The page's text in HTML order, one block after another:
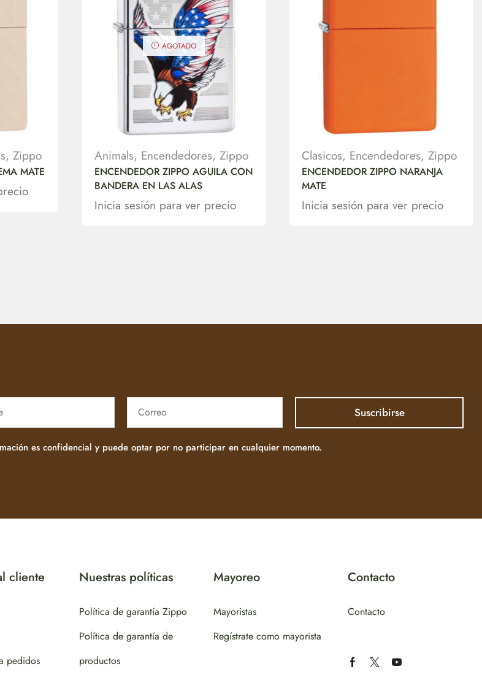
,Zippo
MATE
AGOTADO
Animals, Encendedores, Zippo
ENCENDEDOR ZIPPO AGUILA CON
BANDERA EN LAS ALAS
Inicia sesión para ver precio
Clasicos, Encendedores, Zippo
ENCENDEDOR ZIPPO NARANJA
MATE
Inicia sesión para ver precio
es confidencial y puede optar por no participar en cualquier momento.
cliente
pedidos
Nuestras políticas
Política de garantía Zippo
Política de garantía de
productos
Mayoreo
Mayoristas
Regístrate como mayorista
Contacto
Contacto